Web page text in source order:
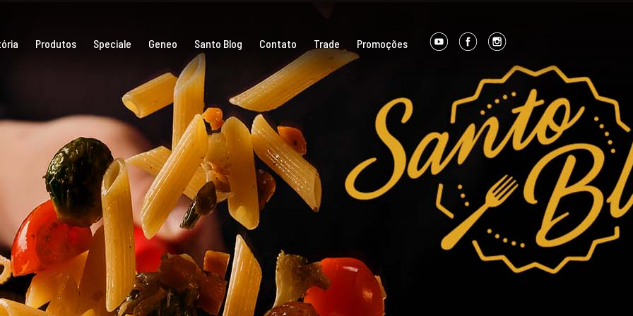
Produtos Speciale Geneo Santo Blog Contato Trade Promoções